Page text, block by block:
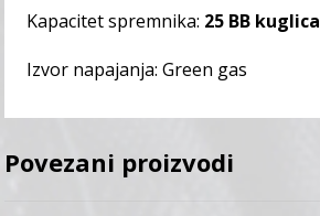
Kapacitet spremnika: 25 BB kuglica
Izvor napajanja: Green gas
Povezani proizvodi